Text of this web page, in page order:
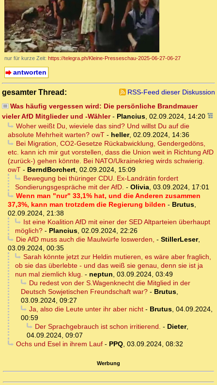
nur für kurze Zeit: https://telegra.ph/Kleine-Presseschau-2025-06-27-06-27
antworten
gesamter Thread:
RSS-Feed dieser Diskussion
Was häufig vergessen wird: Die persönliche Brandmauer
vieler AfD Mitglieder und -Wähler- Plancius, 02.09.2024, 14:20
Woher weißt Du, wieviele das sind? Und willst Du auf die
absolute Mehrheit warten? owT - heller, 02.09.2024, 14:36
Bei Migration, CO2-Gesetze Rückabwicklung, Gendergedöns,
etc. kann ich mir gut vorstellen, dass die Union weit in Richtung AfD
(zurück-) gehen könnte. Bei NATO/Ukrainekrieg wirds schwierig.
owT - BerndBorchert, 02.09.2024, 15:09
Bewegung bei thüringer CDU. Ex-Landrätin fordert
Sondierungsgespräche mit der AfD. - Olivia, 03.09.2024, 17:01
Wenn man "nur" 33,1% hat, und die Anderen zusammen
37,3%, kann man trotzdem die Regierung bilden - Brutus,
02.09.2024, 21:38
Ist eine Koalition AfD mit einer der SED Altparteien überhaupt
möglich? - Plancius, 02.09.2024, 22:26
Die AfD muss auch die Maulwürfe loswerden, - StillerLeser,
03.09.2024, 00:35
Sarah könnte jetzt zur Heldin mutieren, es wäre aber fraglich,
ob sie das überlebte - und das weiß sie genau, denn sie ist ja
nun mal ziemlich klug. - neptun, 03.09.2024, 03:49
Du redest von der S.Wagenknecht die Mitglied in der
Deutsch Sowjetischen Freundschaft war? - Brutus,
03.09.2024, 09:27
Ja, also die Leute unter ihr aber nicht- Brutus, 04.09.2024,
00:59
Der Sprachgebrauch ist schon irritierend. - Dieter,
04.09.2024, 09:07
Ochs und Esel in ihrem Lauf- PPQ, 03.09.2024, 08:32
Werbung